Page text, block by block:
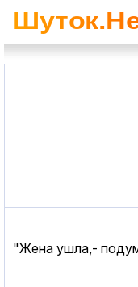
"Жена ушла,-